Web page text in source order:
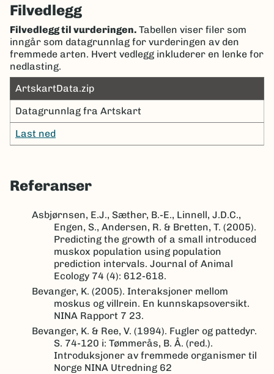
Filvedlegg
Filvedlegg til vurderingen. Tabellen viser filer som
inngår som datagrunnlag for vurderingen av den
fremmede arten. Hvert vedlegg inkluderer en lenke for
nedlasting.
ArtskartData.zip
Datagrunnlag fra Artskart
Last ned
Referanser
Asbjørnsen, E.J., Sæther, B.-E., Linnell, J.D.C.,
Engen, S., Andersen, R. & Bretten, T. (2005).
Predicting the growth of a small introduced
muskox population using population
prediction intervals. Journal of Animal
Ecology 74 (4): 612-618.
Bevanger, K. (2005). Interaksjoner mellom
moskus og villrein. En kunnskapsoversikt.
NINA Rapport 7 23.
Bevanger, K. & Ree, V. (1994). Fugler og pattedyr.
S. 74-120 i: Tømmerås, B. Å. (red.).
Introduksjoner av fremmede organismer til
Norge NINA Utredning 62